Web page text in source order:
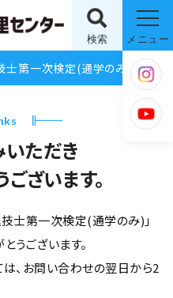
検索 メニュー
第一次検定(通学のみ)
ただき
ざいます。
士第一次検定(通学のみ)」
うございます。
、お問い合わせの翌日から2